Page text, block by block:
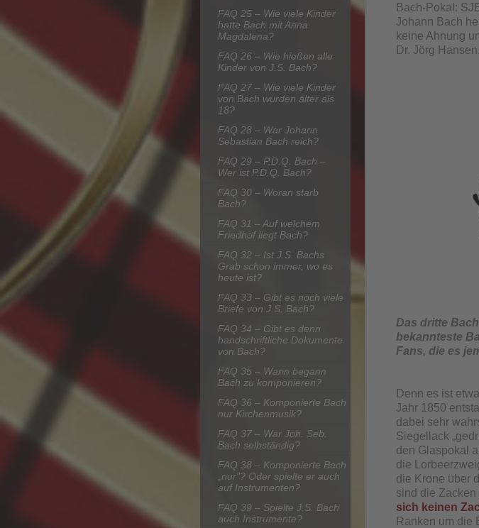
FAQ 25 – Wie viele Kinder
hatte Bach mit Anna
Magdalena?
FAQ 26 – Wie hießen alle
Kinder von J.S. Bach?
FAQ 27 – Wie viele Kinder
von Bach wurden älter als
18?
FAQ 28 – War Johann
Sebastian Bach reich?
FAQ 29 – P.D.Q. Bach –
Wer ist P.D.Q. Bach?
FAQ 30 – Woran starb
Bach?
FAQ 31 – Auf welchem
Friedhof liegt Bach?
FAQ 32 – Ist J.S. Bachs
Grab schon immer, wo es
heute ist?
FAQ 33 – Gibt es noch viele
Briefe von J.S. Bach?
FAQ 34 – Gibt es denn
handschriftliche Dokumente
von Bach?
FAQ 35 – Wann begann
Bach zu komponieren?
FAQ 36 – Komponierte Bach
nur Kirchenmusik?
FAQ 37 – War Joh. Seb.
Bach selbständig?
FAQ 38 – Komponierte Bach
„nur"? Oder spielte er auch
auf Instrumenten?
FAQ 39 – Spielte J.S. Bach
auch Instrumente?
Bach-Pokal:
Johann Bach
keine Ahnung
Dr. Jörg Hansen.
Das dritte
bekannteste
Fans, die es
Denn es ist
Jahr 1850
dabei sehr
Siegellack
den Glaspokal
die
die Krone über
sind die Zacken
sich keinen
Ranken um die